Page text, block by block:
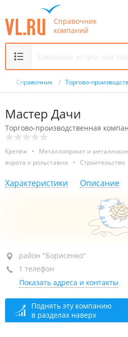
Справочник
компаний
Справочник / Торгово-
Мастер Дачи
Торгово-производственная
Крепёж • Металлопрокат и
ворота и рольставни
• Строительство
Характеристики Описание
район "Борисенко", ул. Марины
+7 902 481-68-79
сегодня закрыто
район "Борисенко"
1 телефон
Показать адреса и контакты
Поднять эту компанию
в разделах наверх